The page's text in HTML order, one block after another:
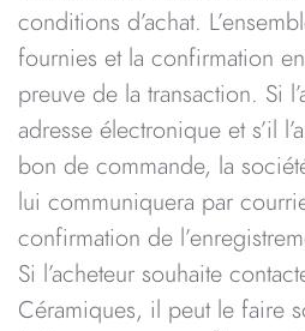
conditions d’achat.
fournies et la confirmation
preuve de la transaction. Si
adresse électronique et s’il
bon de commande, la
lui communiquera par
confirmation de
Si l’acheteur souhaite
Céramiques, il peut le faire